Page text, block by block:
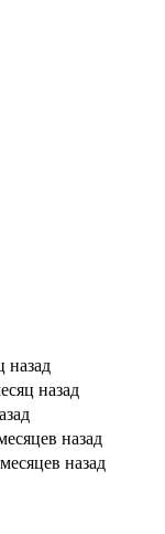
назад
назад
назад
назад